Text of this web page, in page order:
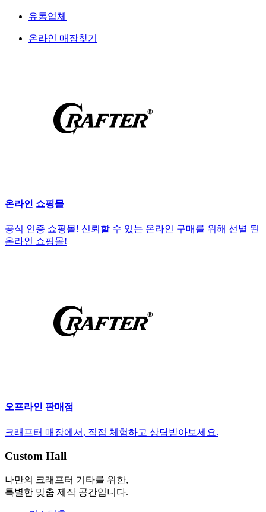
유통업체
온라인 매장찾기
온라인 쇼핑몰
공식 인증 쇼핑몰! 신뢰할 수 있는 온라인 구매를 위해 선별 된
온라인 쇼핑몰!
오프라인 판매점
크래프터 매장에서, 직접 체험하고 상담받아보세요.
Custom Hall
나만의 크래프터 기타를 위한,
특별한 맞춤 제작 공간입니다.